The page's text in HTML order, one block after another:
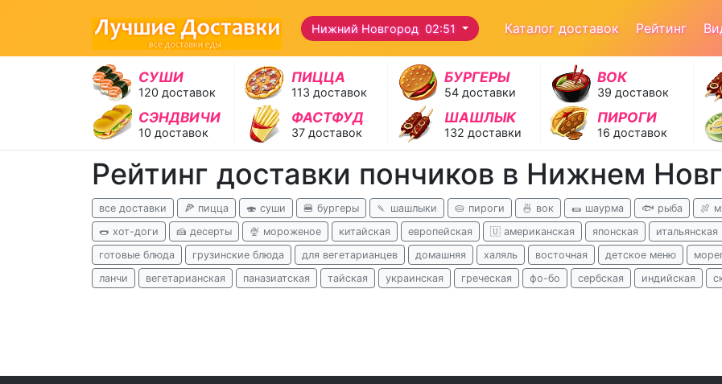
Нижний Новгород 02:51 Каталог доставок Рейтинг
СУШИ
120 доставок
ПИЦЦА
113 доставок
БУРГЕРЫ
54 доставки
ВОК
39 доставок
СЭНДВИЧИ
10 доставок
ФАСТФУД
37 доставок
ШАШЛЫК
132 доставки
ПИРОГИ
16 доставок
Рейтинг доставки пончиков в Нижнем
все доставки 🍕 пицца 🍣 суши 🍔 бургеры 🍡 шашлыки 🥧 пироги 🍜 вок 🌯 шаурма 🐟 рыба 🍖
🌭 хот-доги
🍰 десерты 🍨 мороженое китайская европейская 🇺 американская японская итальянская
готовые блюда
грузинские блюда для вегетарианцев домашняя халяль восточная детское меню
ланчи
вегетарианская паназиатская тайская украинская греческая фо-бо сербская индийская